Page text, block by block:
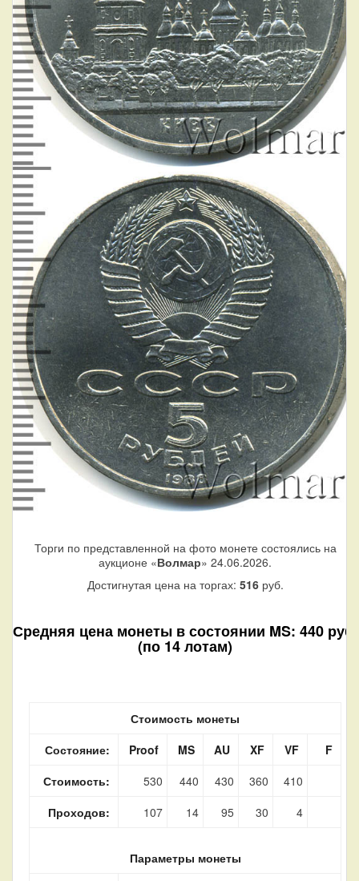
Торги по представленной на фото монете состоялись на
аукционе «Волмар» 24.06.2026.
Достигнутая цена на торгах: 516руб.
Средняя цена монеты в состоянии MS: 440 руб.
(по 14 лотам)
Стоимость монеты
Состояние:
Proof MS AU XF VF
F
Стоимость:
530 440 430 360
410
Проходов:
107 14 95 30 4
Параметры монеты